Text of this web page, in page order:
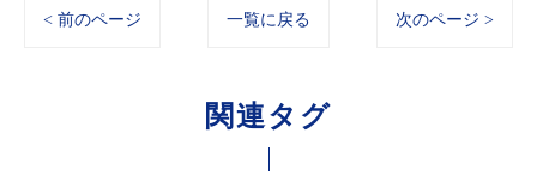
< 前のページ 一覧に戻る 次のページ >
関連タグ